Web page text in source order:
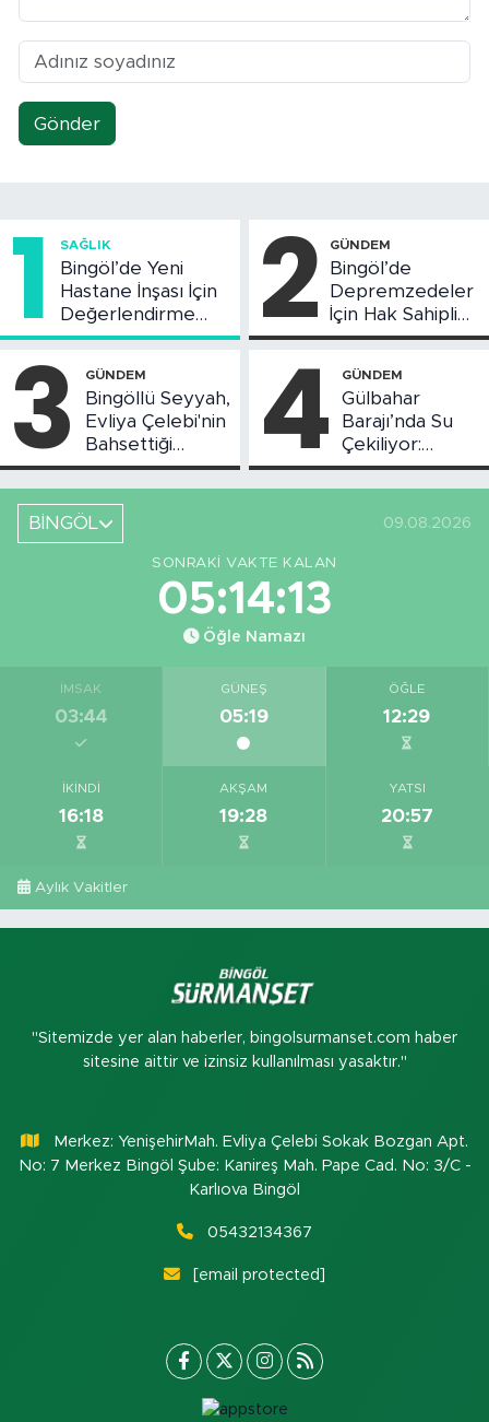
Gönder
1 SAĞLIK
Bingöl’de Yeni
Hastane İnşası İçin
Değerlendirme
Toplantısı Yapıldı
2 GÜNDEM
Bingöl’de
Depremzedeler
İçin Hak Sahipliği
Askı Süreci
3 GÜNDEM
Bingöllü Seyyah,
Evliya Çelebi'nin
Bahsettiği
Bingöl'deki O
Yeri Görüntüledi
4 GÜNDEM
Gülbahar
Barajı’nda Su
Çekiliyor:
Piknikçi Sayısı
Azaldı
BİNGÖL
09.08.2026
SONRAKI VAKTE KALAN
05:14:13
Öğle Namazı
İMSAK
03:44
GÜNEŞ
05:19
ÖĞLE
12:29
İKINDI
16:18
AKŞAM
19:28
YATSI
20:57
Aylık Vakitler
"Sitemizde yer alan haberler, bingolsurmanset.com haber
sitesine aittir ve izinsiz kullanılması yasaktır."
Merkez: YenişehirMah. Evliya Çelebi Sokak Bozgan Apt.
No: 7 Merkez Bingöl Şube: Kanireş Mah. Pape Cad. No: 3/C -
Karlıova Bingöl
05432134367
[email protected]